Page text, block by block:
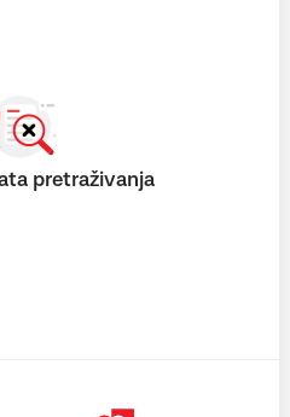
pretraživanja